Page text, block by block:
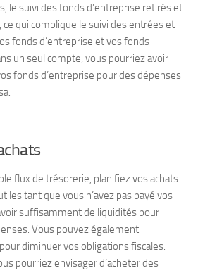
le suivi des fonds d’entreprise retirés et
qui complique le suivi des entrées et
fonds d’entreprise et vos fonds
un seul compte, vous pourriez avoir
fonds d’entreprise pour des dépenses
flux de trésorerie, planifiez vos achats.
tant que vous n’avez pas payé vos
suffisamment de liquidités pour
Vous pouvez également
diminuer vos obligations fiscales.
pourriez envisager d’acheter des